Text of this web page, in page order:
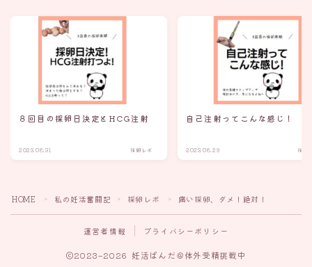
８回目の採卵日決定とHCG注射
2023.08.31 採卵レポ
自己注射ってこんな感じ！
2023.08.29 採卵
HOME ＞ 私の妊活奮闘記 ＞ 採卵レポ ＞ 痛い採卵、ダメ！絶対！
運営者情報 プライバシーポリシー
2023–2026 妊活ぱんだ＠体外受精挑戦中